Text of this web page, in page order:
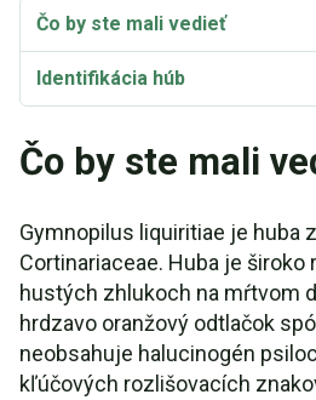
Čo by ste mali vedieť
Identifikácia húb
Čo by ste mali
Gymnopilus liquiritiae je huba
Cortinariaceae. Huba je široko
hustých zhlukoch na mŕtvom
hrdzavo oranžový odtlačok
neobsahuje halucinogén
kľúčových rozlišovacích